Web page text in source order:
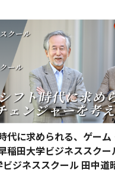
代に求められる、ゲーム
稲田大学ビジネススクー
ジネススクール 田中道